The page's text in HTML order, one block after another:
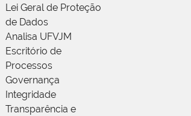
Lei Geral de Proteção
de Dados
Analisa UFVJM
Escritório de
Processos
Governança
Integridade
Transparência e